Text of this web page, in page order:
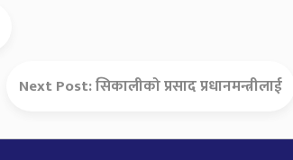
Next Post:सिकालीको प्रसाद प्रधानमन्त्रीलाई